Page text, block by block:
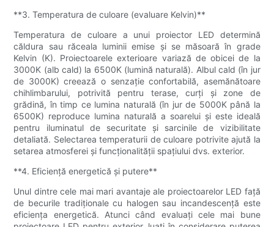
**3. Temperatura de culoare (evaluare Kelvin)**
Temperatura de culoare a unui proiector LED determină
căldura sau răceala luminii emise și se măsoară în grade
Kelvin (K). Proiectoarele exterioare variază de obicei de la
3000K (alb cald) la 6500K (lumină naturală). Albul cald (în jur
de 3000K) creează o senzație confortabilă, asemănătoare
chihlimbarului, potrivită pentru terase, curți și zone de
grădină, în timp ce lumina naturală (în jur de 5000K până la
6500K) reproduce lumina naturală a soarelui și este ideală
pentru iluminatul de securitate și sarcinile de vizibilitate
detaliată. Selectarea temperaturii de culoare potrivite ajută la
setarea atmosferei și funcționalității spațiului dvs. exterior.
**4. Eficiență energetică și putere**
Unul dintre cele mai mari avantaje ale proiectoarelor LED față
de becurile tradiționale cu halogen sau incandescență este
eficiența energetică. Atunci când evaluați cele mai bune